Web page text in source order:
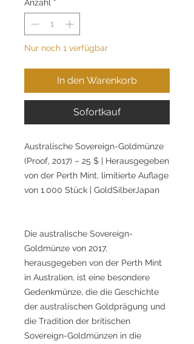
Anzahl *
Nur noch 1 verfügbar
In den Warenkorb
Sofortkauf
Australische Sovereign-Goldmünze
(Proof, 2017) – 25 $ | Herausgegeben
von der Perth Mint, limitierte Auflage
von 1.000 Stück | GoldSilberJapan
Die australische Sovereign-
Goldmünze von 2017,
herausgegeben von der Perth Mint
in Australien, ist eine besondere
Gedenkmünze, die die Geschichte
der australischen Goldprägung und
die Tradition der britischen
Sovereign-Goldmünzen in die